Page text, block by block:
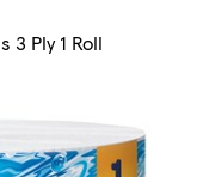
3 Ply 1 Roll